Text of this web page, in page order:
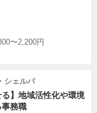
〜2,200円
シェルパ
る】地域活性化や環境
務職